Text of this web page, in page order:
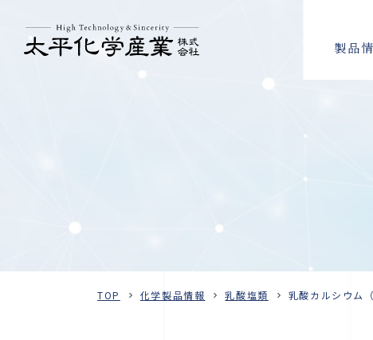
製品
TOP 化学製品情報 乳酸塩類 乳酸カルシウム（